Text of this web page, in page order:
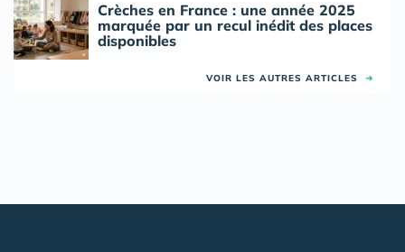
Crèches en France : une année 2025
marquée par un recul inédit des places
disponibles
VOIR LES AUTRES ARTICLES ➜